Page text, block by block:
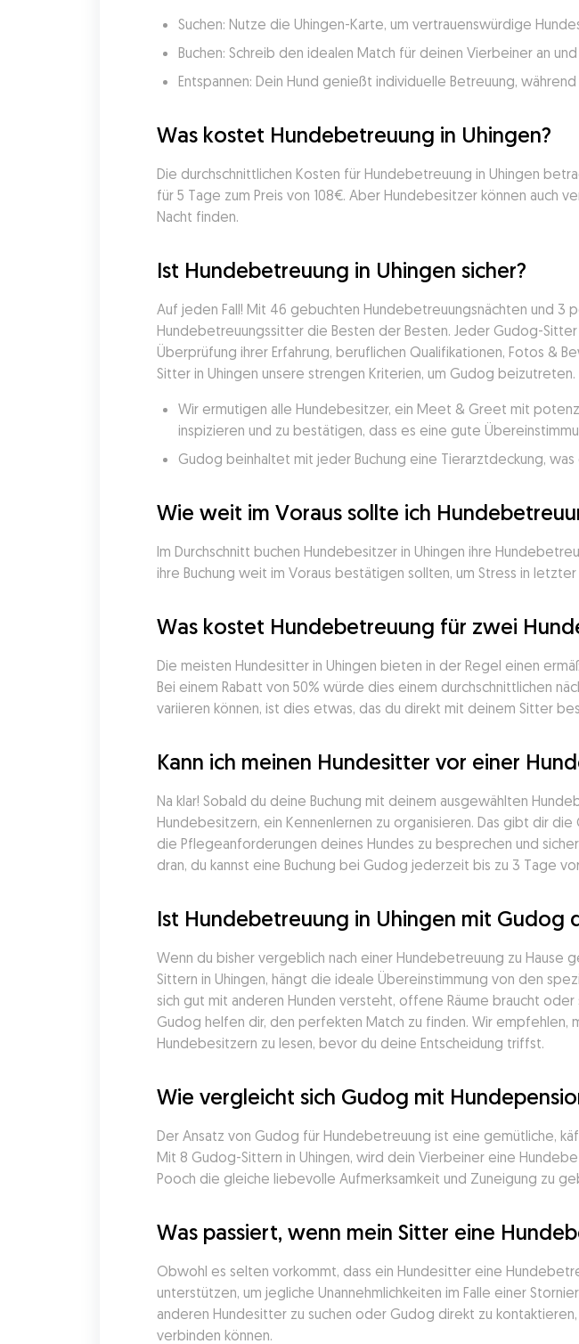
Suchen: Nutze die Uhingen-Karte, um vertrauenswürdige
Buchen: Schreib den idealen Match für deinen Vierbeiner an
Entspannen: Dein Hund genießt individuelle Betreuung,
Was kostet Hundebetreuung in Uhingen?
Die durchschnittlichen Kosten für Hundebetreuung in Uhingen
für 5 Tage zum Preis von 108€. Aber Hundebesitzer können
Nacht finden.
Ist Hundebetreuung in Uhingen sicher?
Auf jeden Fall! Mit 46 gebuchten Hundebetreuungsnächten und 3
Hundebetreuungssitter die Besten der Besten. Jeder Gudog-
Überprüfung ihrer Erfahrung, beruflichen Qualifikationen, Fotos &
Sitter in Uhingen unsere strengen Kriterien, um Gudog beizutreten.
Wir ermutigen alle Hundebesitzer, ein Meet & Greet mit
inspizieren und zu bestätigen, dass es eine gute
Gudog beinhaltet mit jeder Buchung eine Tierarztdeckung,
Wie weit im Voraus sollte ich
Im Durchschnitt buchen Hundebesitzer in Uhingen ihre
ihre Buchung weit im Voraus bestätigen sollten, um Stress in
Was kostet Hundebetreuung für zwei
Die meisten Hundesitter in Uhingen bieten in der Regel einen
Bei einem Rabatt von 50% würde dies einem durchschnittlichen
variieren können, ist dies etwas, das du direkt mit deinem Sitter
Kann ich meinen Hundesitter vor einer
Na klar! Sobald du deine Buchung mit deinem ausgewählten
Hundebesitzern, ein Kennenlernen zu organisieren. Das gibt dir
die Pflegeanforderungen deines Hundes zu besprechen und
dran, du kannst eine Buchung bei Gudog jederzeit bis zu 3 Tage
Ist Hundebetreuung in Uhingen mit Gudog
Wenn du bisher vergeblich nach einer Hundebetreuung zu Hause
Sittern in Uhingen, hängt die ideale Übereinstimmung von den
sich gut mit anderen Hunden versteht, offene Räume braucht
Gudog helfen dir, den perfekten Match zu finden. Wir
Hundebesitzern zu lesen, bevor du deine Entscheidung triffst.
Wie vergleicht sich Gudog mit
Der Ansatz von Gudog für Hundebetreuung ist eine gemütliche,
Mit 8 Gudog-Sittern in Uhingen, wird dein Vierbeiner eine
Pooch die gleiche liebevolle Aufmerksamkeit und Zuneigung zu
Was passiert, wenn mein Sitter eine
Obwohl es selten vorkommt, dass ein Hundesitter eine
unterstützen, um jegliche Unannehmlichkeiten im Falle einer
anderen Hundesitter zu suchen oder Gudog direkt zu
verbinden können.